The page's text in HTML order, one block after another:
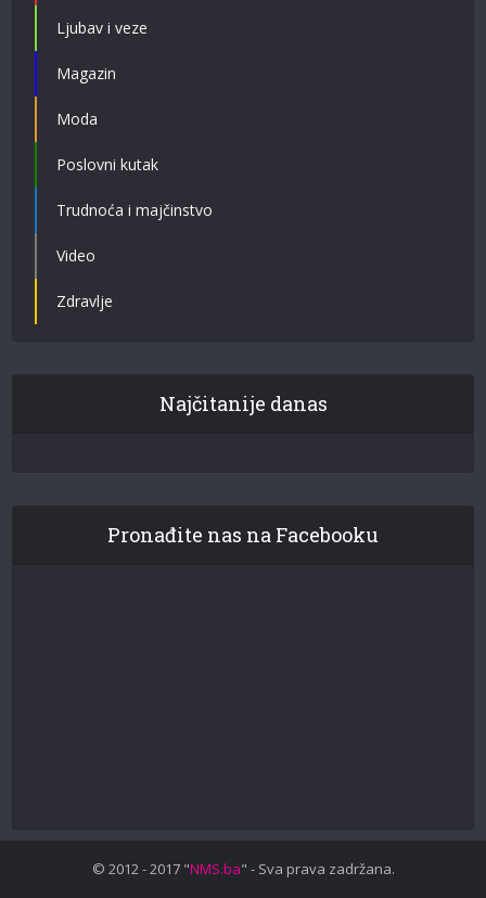
Ljubav i veze
Magazin
Moda
Poslovni kutak
Trudnoća i majčinstvo
Video
Zdravlje
Najčitanije danas
Pronađite nas na Facebooku
© 2012 - 2017 "NMS.ba" - Sva prava zadržana.